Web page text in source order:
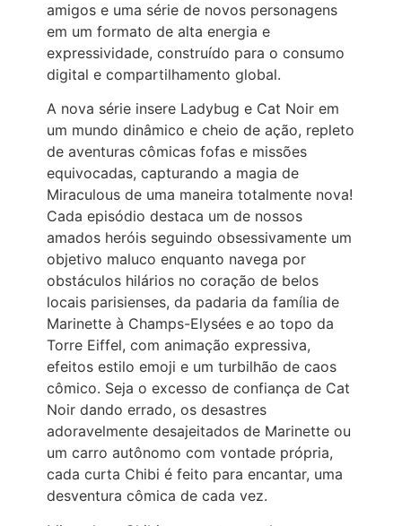
amigos e uma série de novos personagens
em um formato de alta energia e
expressividade, construído para o consumo
digital e compartilhamento global.
A nova série insere Ladybug e Cat Noir em
um mundo dinâmico e cheio de ação, repleto
de aventuras cômicas fofas e missões
equivocadas, capturando a magia de
Miraculous de uma maneira totalmente nova!
Cada episódio destaca um de nossos
amados heróis seguindo obsessivamente um
objetivo maluco enquanto navega por
obstáculos hilários no coração de belos
locais parisienses, da padaria da família de
Marinette à Champs-Elysées e ao topo da
Torre Eiffel, com animação expressiva,
efeitos estilo emoji e um turbilhão de caos
cômico. Seja o excesso de confiança de Cat
Noir dando errado, os desastres
adoravelmente desajeitados de Marinette ou
um carro autônomo com vontade própria,
cada curta Chibi é feito para encantar, uma
desventura cômica de cada vez.